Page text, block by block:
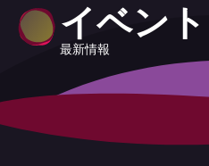
イベント
最新情報